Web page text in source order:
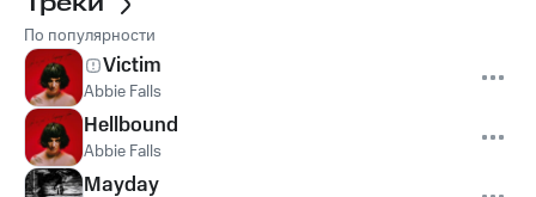
По популярности
Victim
Abbie Falls
Hellbound
Abbie Falls
Mayday